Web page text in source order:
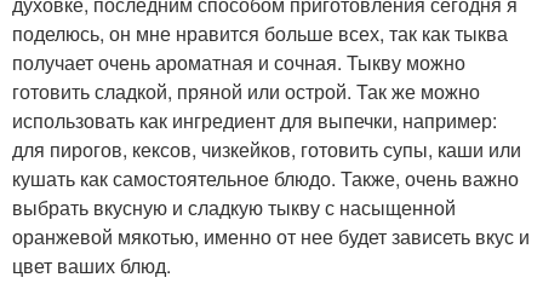
Сок на зиму
поделюсь, он мне нравится больше всех, так как тыква
получает очень ароматная и сочная. Тыкву можно
готовить сладкой, пряной или острой. Так же можно
использовать как ингредиент для выпечки, например:
для пирогов, кексов, чизкейков, готовить супы, каши или
кушать как самостоятельное блюдо. Также, очень важно
выбрать вкусную и сладкую тыкву с насыщенной
оранжевой мякотью, именно от нее будет зависеть вкус и
цвет ваших блюд.